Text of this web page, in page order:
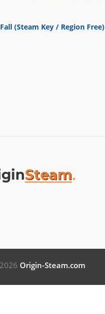
(Steam Key / Region Free)
Origin-Steam.com